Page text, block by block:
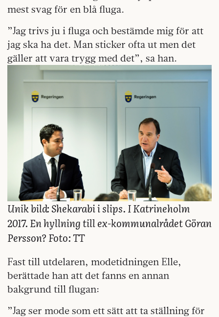
mest svag för en blå fluga.
”Jag trivs ju i fluga och bestämde mig för att
jag ska ha det. Man sticker ofta ut men det
gäller att vara trygg med det”, sa han.
Unik bild: Shekarabi i slips. I Katrineholm
2017. En hyllning till ex-kommunalrådet Göran
Persson? Foto: TT
Fast till utdelaren, modetidningen Elle,
berättade han att det fanns en annan
bakgrund till flugan:
”Jag ser mode som ett sätt att ta ställning för